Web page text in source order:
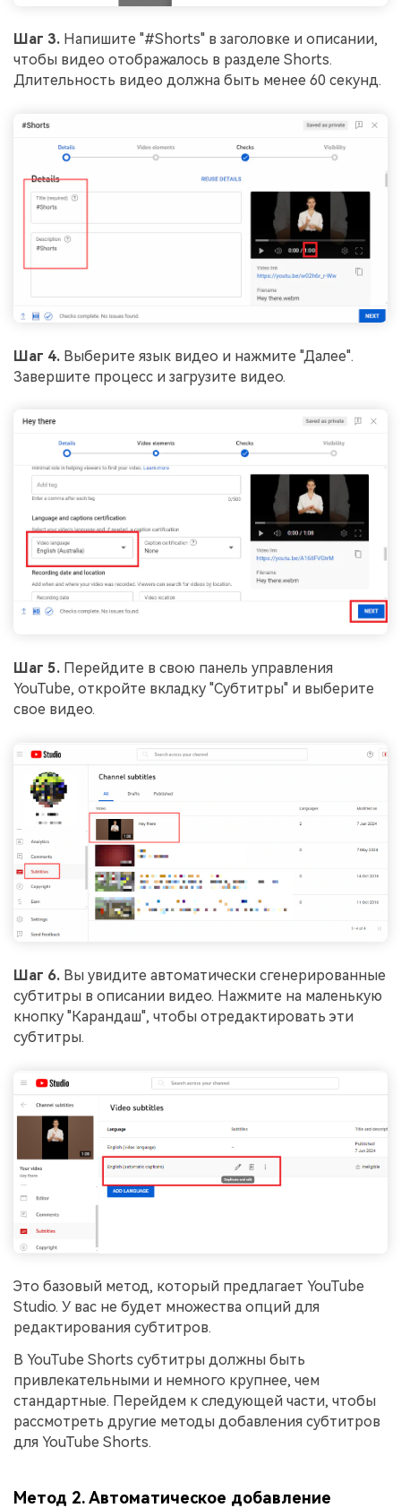
Шаг 3. Напишите "#Shorts" в заголовке и описании,
чтобы видео отображалось в разделе Shorts.
Длительность видео должна быть менее 60 секунд.
Шаг 4. Выберите язык видео и нажмите "Далее".
Завершите процесс и загрузите видео.
Шаг 5. Перейдите в свою панель управления
YouTube, откройте вкладку "Субтитры" и выберите
свое видео.
Шаг 6. Вы увидите автоматически сгенерированные
субтитры в описании видео. Нажмите на маленькую
кнопку "Карандаш", чтобы отредактировать эти
субтитры.
Это базовый метод, который предлагает YouTube
Studio. У вас не будет множества опций для
редактирования субтитров.
В YouTube Shorts субтитры должны быть
привлекательными и немного крупнее, чем
стандартные. Перейдем к следующей части, чтобы
рассмотреть другие методы добавления субтитров
для YouTube Shorts.
Метод 2. Автоматическое добавление